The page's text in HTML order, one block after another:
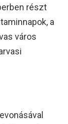
részt
a
város